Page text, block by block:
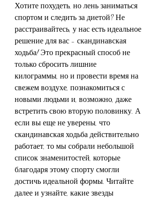
Хотите похудеть, но лень заниматься
спортом и следить за диетой? Не
расстраивайтесь, у нас есть идеальное
решение для вас - скандинавская
ходьба! Это прекрасный способ не
только сбросить лишние
килограммы, но и провести время на
свежем воздухе, познакомиться с
новыми людьми и, возможно, даже
встретить свою вторую половинку. А
если вы еще не уверены, что
скандинавская ходьба действительно
работает, то мы собрали небольшой
список знаменитостей, которые
благодаря этому спорту смогли
достичь идеальной формы. Читайте
далее и узнайте, какие звезды